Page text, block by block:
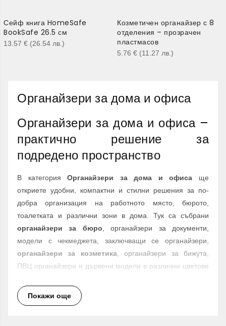
Сейф книга HomeSafe
BookSafe 26.5 см
13.57 € (26.54 лв. )
Козметичен органайзер с 8
отделения – прозрачен
пластмасов
5.76 € (11.27 лв. )
Органайзери за дома и офиса
Органайзери за дома и офиса –
практично решение за
подредено пространство
В категорияОрганайзери за дома и офиса ще
откриете удобни, компактни и стилни решения за по-
добра организация на работното място, бюрото,
тоалетката и различни зони в дома. Тук са събрани
органайзери за бюро , органайзери за документи,
модели с чекмеджета, заключващи се органайзери,
органайзери за козметика , органайзери за бижута,
ПВЦ органайзери и дървени модели в различни цветове
Добрата организация спестява време, освобождава
Покажи още